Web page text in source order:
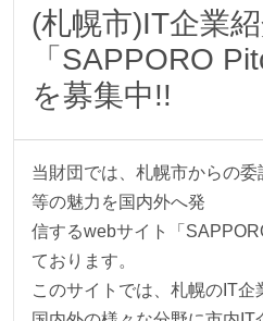
(札幌市)IT企業
「SAPPORO
を募集中!!
当財団では、札幌市からの
等の魅力を国内外へ発
信するwebサイト「
ております。
このサイトでは、札幌のIT企